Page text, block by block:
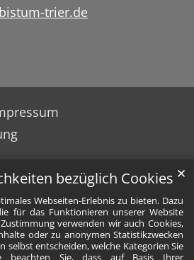
bezüglich Cookies
Webseiten-Erlebnis zu bieten. Dazu
für das Funktionieren unserer Website
verwenden wir auch Cookies,
oder zu anonymen Statistikzwecken
selbst entscheiden, welche Kategorien Sie
beachten Sie, dass auf Basis Ihrer
✕
trier.de